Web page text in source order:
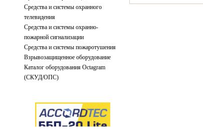
Средства и системы охранного
телевидения
Средства и системы охранно-
пожарной сигнализации
Средства и системы пожаротушения
Взрывозащищенное оборудование
Каталог оборудования Octagram
(СКУД/ОПС)